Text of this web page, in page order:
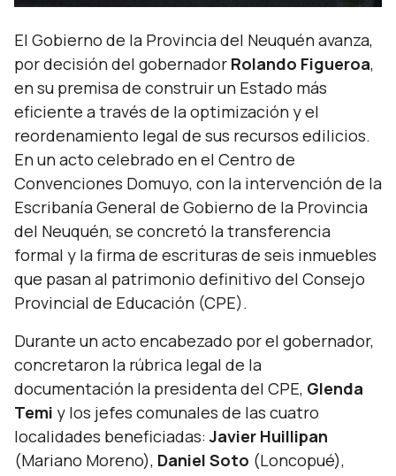
El Gobierno de la Provincia del Neuquén avanza,
por decisión del gobernador Rolando Figueroa,
en su premisa de construir un Estado más
eficiente a través de la optimización y el
reordenamiento legal de sus recursos edilicios.
En un acto celebrado en el Centro de
Convenciones Domuyo, con la intervención de la
Escribanía General de Gobierno de la Provincia
del Neuquén, se concretó la transferencia
formal y la firma de escrituras de seis inmuebles
que pasan al patrimonio definitivo del Consejo
Provincial de Educación (CPE).
Durante un acto encabezado por el gobernador,
concretaron la rúbrica legal de la
documentación la presidenta del CPE, Glenda
Temi y los jefes comunales de las cuatro
localidades beneficiadas:Javier Huillipan
(Mariano Moreno), Daniel Soto (Loncopué),